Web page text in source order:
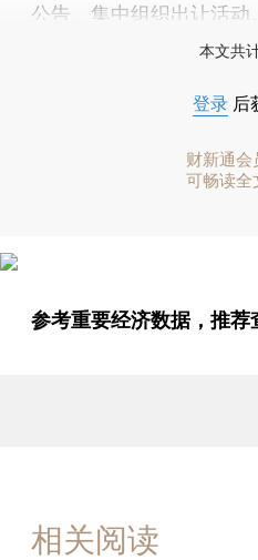
公告、集中组织出让活动。
本文共
登录 后
财新通会
可畅读全
参考重要经济数据，推荐
相关阅读